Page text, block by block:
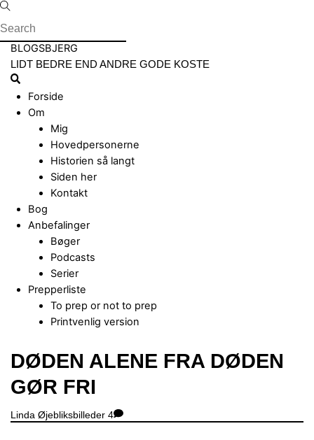
Skip
to
content
Menu
BLOGSBJERG
LIDT BEDRE END ANDRE GODE KOSTE
Search
Forside
Om
Mig
Hovedpersonerne
Historien så langt
Siden her
Kontakt
Bog
Anbefalinger
Bøger
Podcasts
Serier
Prepperliste
To prep or not to prep
Printvenlig version
Close
Menu
DØDEN ALENE FRA DØDEN
GØR FRI
Linda Øjebliksbilleder 4